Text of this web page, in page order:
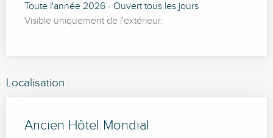
Toute l'année 2026 - Ouvert tous les jours
Visible uniquement de l'extérieur.
Localisation
Ancien Hôtel Mondial